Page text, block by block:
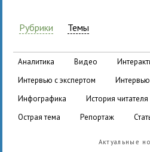
Рубрики Темы
аналитика видео
интервью с экспертом
инфографика
история читателя
острая тема
репортаж
Актуальные